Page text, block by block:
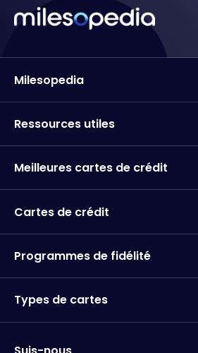
Milesopedia
Ressources utiles
Meilleures cartes de crédit
Cartes de crédit
Programmes de fidélité
Types de cartes